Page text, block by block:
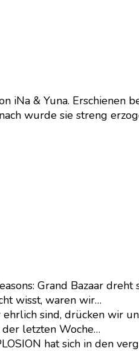
iNa & Yuna. Erschienen
wurde sie streng
Grand Bazaar dreht
wisst, waren wir…
sind, drücken wir
letzten Woche…
hat sich in den